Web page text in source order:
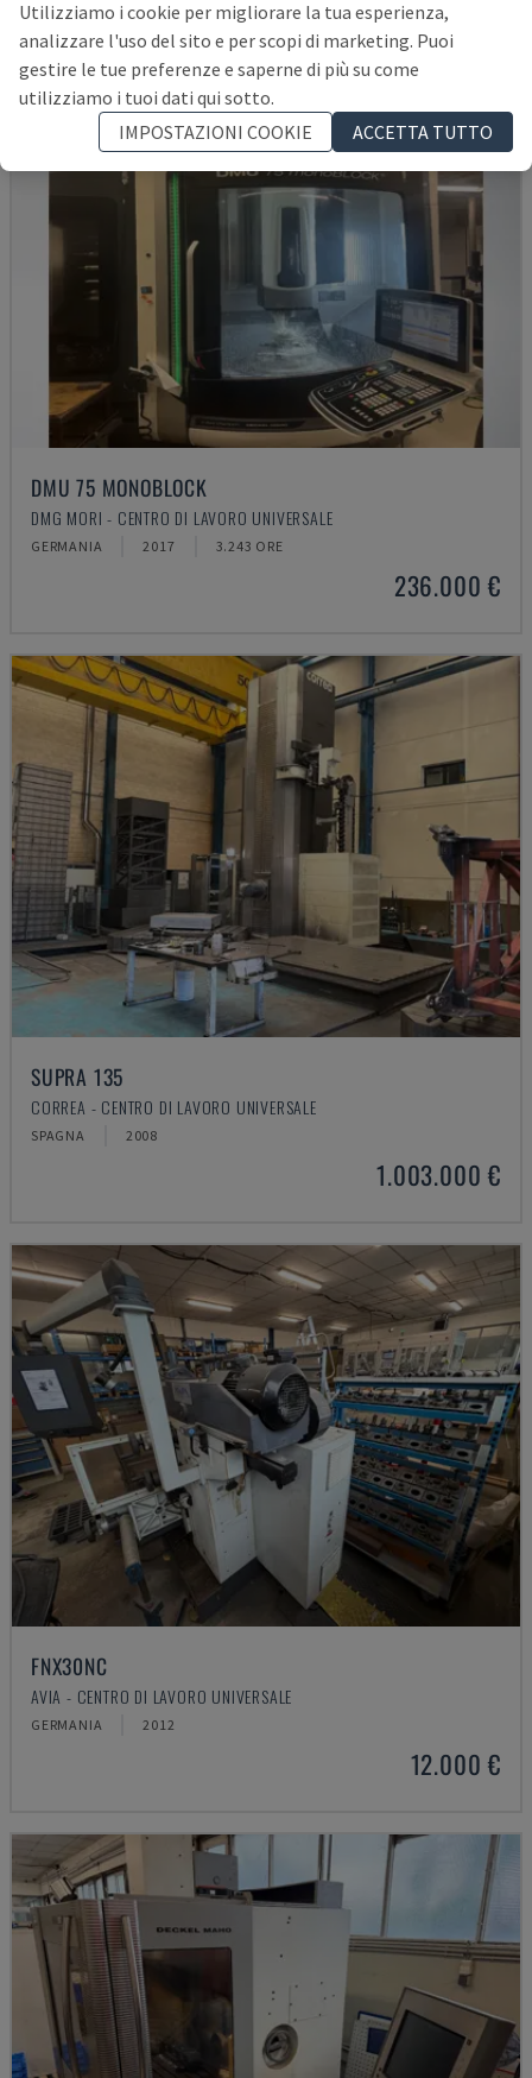
DMU 75 MONOBLOCK
DMG MORI - CENTRO DI LAVORO UNIVERSALE
GERMANIA 2017 3.243 ORE
236.000 €
SUPRA 135
CORREA - CENTRO DI LAVORO UNIVERSALE
SPAGNA 2008
1.003.000 €
FNX30NC
AVIA - CENTRO DI LAVORO UNIVERSALE
GERMANIA 2012
12.000 €
Utilizziamo i cookie per migliorare la tua esperienza,
analizzare l'uso del sito e per scopi di marketing. Puoi
gestire le tue preferenze e saperne di più su come
utilizziamo i tuoi dati qui sotto.
IMPOSTAZIONI COOKIE
ACCETTA TUTTO